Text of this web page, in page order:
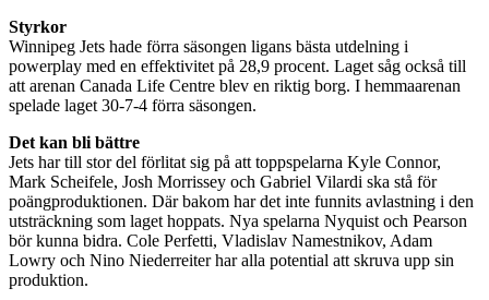
Styrkor
Winnipeg Jets hade förra säsongen ligans bästa utdelning i
powerplay med en effektivitet på 28,9 procent. Laget såg också till
att arenan Canada Life Centre blev en riktig borg. I hemmaarenan
spelade laget 30-7-4 förra säsongen.
Det kan bli bättre
Jets har till stor del förlitat sig på att toppspelarna Kyle Connor,
Mark Scheifele, Josh Morrissey och Gabriel Vilardi ska stå för
poängproduktionen. Där bakom har det inte funnits avlastning i den
utsträckning som laget hoppats. Nya spelarna Nyquist och Pearson
bör kunna bidra. Cole Perfetti, Vladislav Namestnikov, Adam
Lowry och Nino Niederreiter har alla potential att skruva upp sin
produktion.